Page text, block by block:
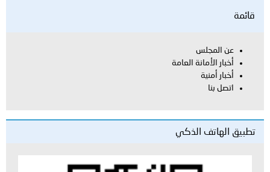
قائمة
عن المجلس
أخبار الأمانة العامة
أخبار أمنية
اتصل بنا
تطبيق الهاتف الذكي